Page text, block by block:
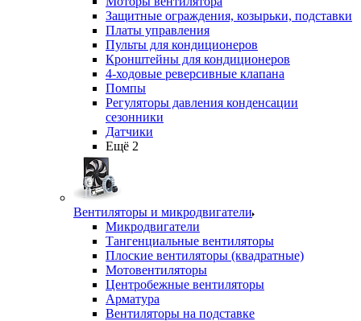
Защитные ограждения, козырьки, подставки
Платы управления
Пульты для кондиционеров
Кронштейны для кондиционеров
4-ходовые реверсивные клапана
Помпы
Регуляторы давления конденсации
сезонники
Датчики
Ещё 2
Вентиляторы и микродвигатели
Микродвигатели
Тангенциальные вентиляторы
Плоские вентиляторы (квадратные)
Мотовентиляторы
Центробежные вентиляторы
Арматура
Вентиляторы на подставке